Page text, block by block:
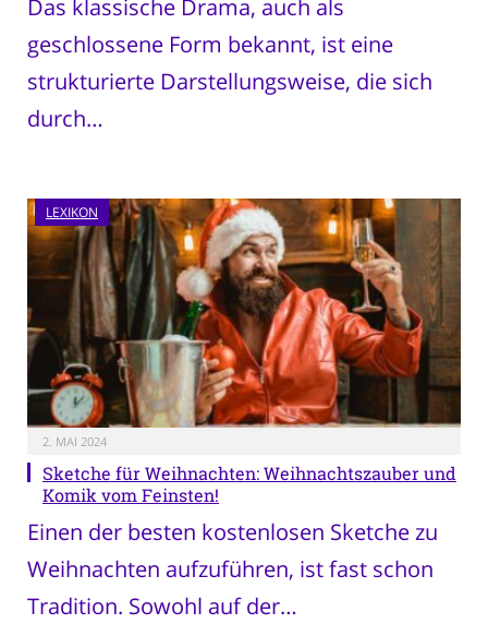
Das klassische Drama, auch als
geschlossene Form bekannt, ist eine
strukturierte Darstellungsweise, die sich
durch…
LEXIKON
2. MAI 2024
Sketche für Weihnachten: Weihnachtszauber und
Komik vom Feinsten!
Einen der besten kostenlosen Sketche zu
Weihnachten aufzuführen, ist fast schon
Tradition. Sowohl auf der…